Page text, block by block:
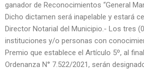
ganador de Reconocimientos “General
Dicho dictamen será inapelable y estará
Director Notarial del Municipio.- Los tres
instituciones y/o personas con
Premio que establece el Artículo 5º, al
Ordenanza N° 7.522/2021, serán